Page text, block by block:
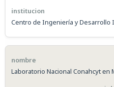
Centro de Ingeniería y Desarrollo
Laboratorio Nacional Conahcyt en